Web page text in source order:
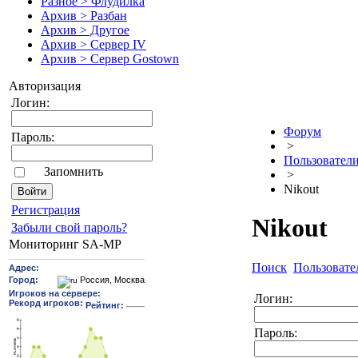
Архив > Разбан
Архив > Другое
Архив > Сервер IV
Архив > Сервер Gostown
Авторизация
Логин:
Пароль:
Запомнить
Pегиcтрaция
Забыли свой пароль?
Мониторинг SA-MP
Форум
>
Пользователи
>
Nikout
Nikout
Поиск
Логин:
Пароль: